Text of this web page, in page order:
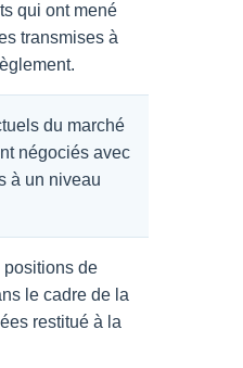
qui ont mené
transmises à
du marché
négociés avec
à un niveau
positions de
le cadre de la
restitué à la